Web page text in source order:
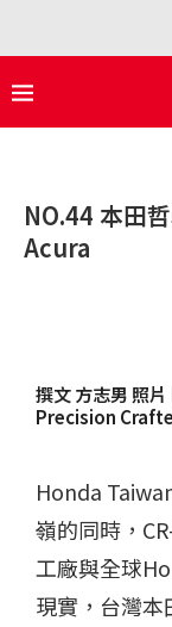
NO.44 本田
Acura
撰文 方志男 照
Precision
Honda
嶺的同時，
工廠與全球
現實，台灣本